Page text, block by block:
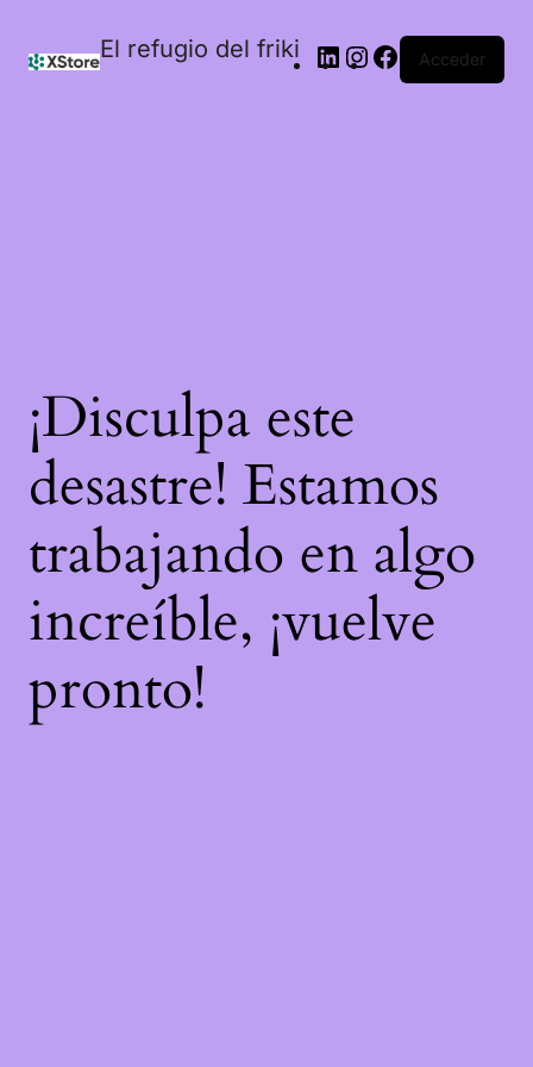
El refugio del friki Acceder
¡Disculpa este
desastre! Estamos
trabajando en algo
increíble, ¡vuelve
pronto!